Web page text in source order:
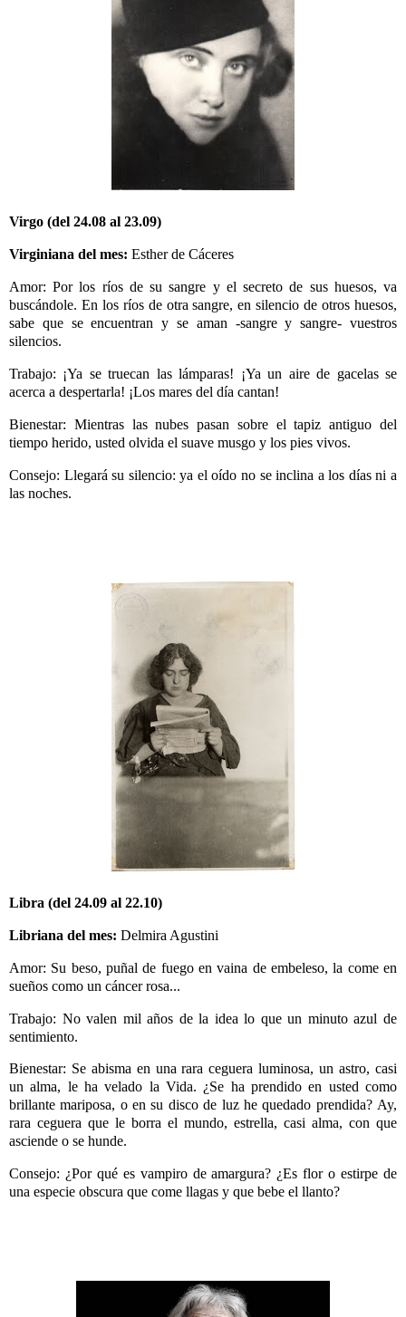
Virgo (del 24.08 al 23.09)
Virginiana del mes: Esther de Cáceres
Amor: Por los ríos de su sangre y el secreto de sus huesos, va
buscándole. En los ríos de otra sangre, en silencio de otros huesos,
sabe que se encuentran y se aman -sangre y sangre- vuestros
silencios.
Trabajo: ¡Ya se truecan las lámparas! ¡Ya un aire de gacelas se
acerca a despertarla! ¡Los mares del día cantan!
Bienestar: Mientras las nubes pasan sobre el tapiz antiguo del
tiempo herido, usted olvida el suave musgo y los pies vivos.
Consejo: Llegará su silencio: ya el oído no se inclina a los días ni a
las noches.
Libra (del 24.09 al 22.10)
Libriana del mes: Delmira Agustini
Amor: Su beso, puñal de fuego en vaina de embeleso, la come en
sueños como un cáncer rosa...
Trabajo: No valen mil años de la idea lo que un minuto azul de
sentimiento.
Bienestar: Se abisma en una rara ceguera luminosa, un astro, casi
un alma, le ha velado la Vida.¿Se ha prendido en usted como
brillante mariposa, o en su disco de luz he quedado prendida? Ay,
rara ceguera que le borra el mundo, estrella, casi alma, con que
asciende o se hunde.
Consejo: ¿Por qué es vampiro de amargura? ¿Es flor o estirpe de
una especie obscura que come llagas y que bebe el llanto?